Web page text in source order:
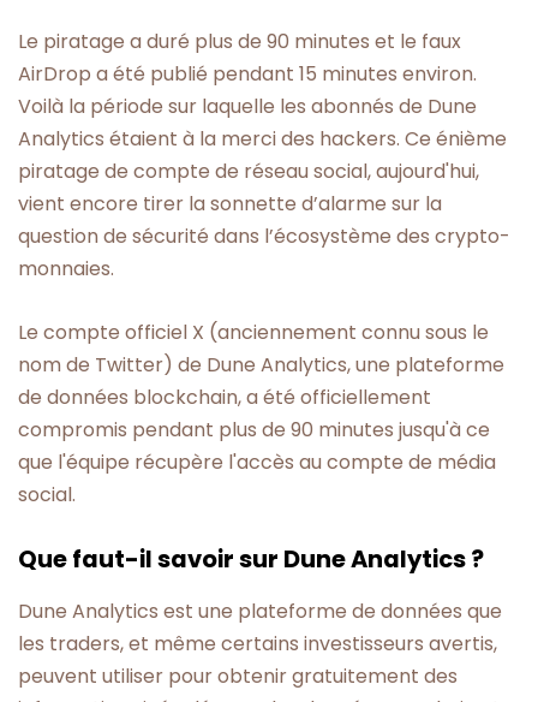
Le piratage a duré plus de 90 minutes et le faux
AirDrop a été publié pendant 15 minutes environ.
Voilà la période sur laquelle les abonnés de Dune
Analytics étaient à la merci des hackers. Ce énième
piratage de compte de réseau social, aujourd'hui,
vient encore tirer la sonnette d’alarme sur la
question de sécurité dans l’écosystème des crypto-
monnaies.
Le compte officiel X (anciennement connu sous le
nom de Twitter) de Dune Analytics, une plateforme
de données blockchain, a été officiellement
compromis pendant plus de 90 minutes jusqu'à ce
que l'équipe récupère l'accès au compte de média
social.
Que faut-il savoir sur Dune Analytics ?
Dune Analytics est une plateforme de données que
les traders, et même certains investisseurs avertis,
peuvent utiliser pour obtenir gratuitement des